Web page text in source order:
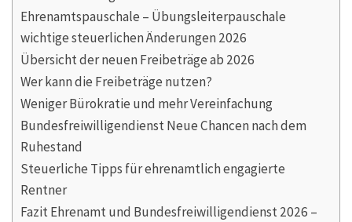
Ehrenamtspauschale – Übungsleiterpauschale
wichtige steuerlichen Änderungen 2026
Übersicht der neuen Freibeträge ab 2026
Wer kann die Freibeträge nutzen?
Weniger Bürokratie und mehr Vereinfachung
Bundesfreiwilligendienst Neue Chancen nach dem
Ruhestand
Steuerliche Tipps für ehrenamtlich engagierte
Rentner
Fazit Ehrenamt und Bundesfreiwilligendienst 2026 –